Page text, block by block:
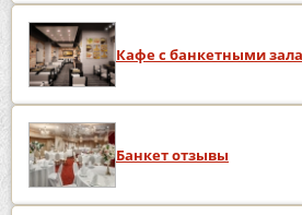
Кафе с банкетными
Банкет отзывы